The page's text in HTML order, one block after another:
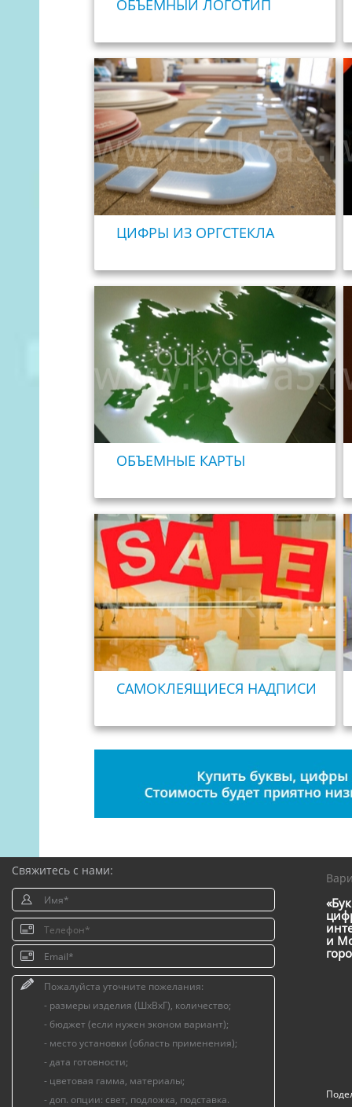
ОБЪЕМНЫЙ ЛОГОТИП
ЦИФРЫ ИЗ ОРГСТЕКЛА
ОБЪЕМНЫЕ КАРТЫ
САМОКЛЕЯЩИЕСЯ НАДПИСИ
Свяжитесь с нами:
и